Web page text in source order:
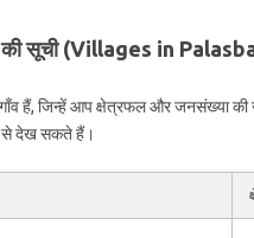
की सूची (Villages in
हैं, जिन्हें आप क्षेत्रफल और जनसंख्या की
से देख सकते हैं।